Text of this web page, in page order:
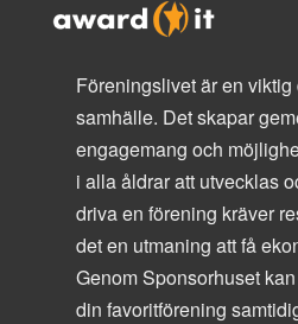
Föreningslivet är en viktig
samhälle. Det skapar
engagemang och
i alla åldrar att utvecklas
driva en förening kräver
det en utmaning att få
Genom Sponsorhuset
din favoritförening